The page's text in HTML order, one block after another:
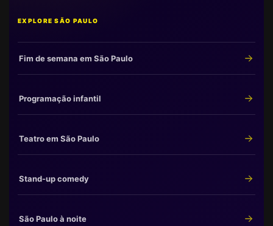
EXPLORE SÃO PAULO
Fim de semana em São Paulo
Programação infantil
Teatro em São Paulo
Stand-up comedy
São Paulo à noite